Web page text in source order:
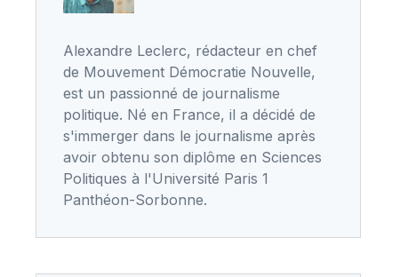
Alexandre Leclerc, rédacteur en chef
de Mouvement Démocratie Nouvelle,
est un passionné de journalisme
politique. Né en France, il a décidé de
s'immerger dans le journalisme après
avoir obtenu son diplôme en Sciences
Politiques à l'Université Paris 1
Panthéon-Sorbonne.